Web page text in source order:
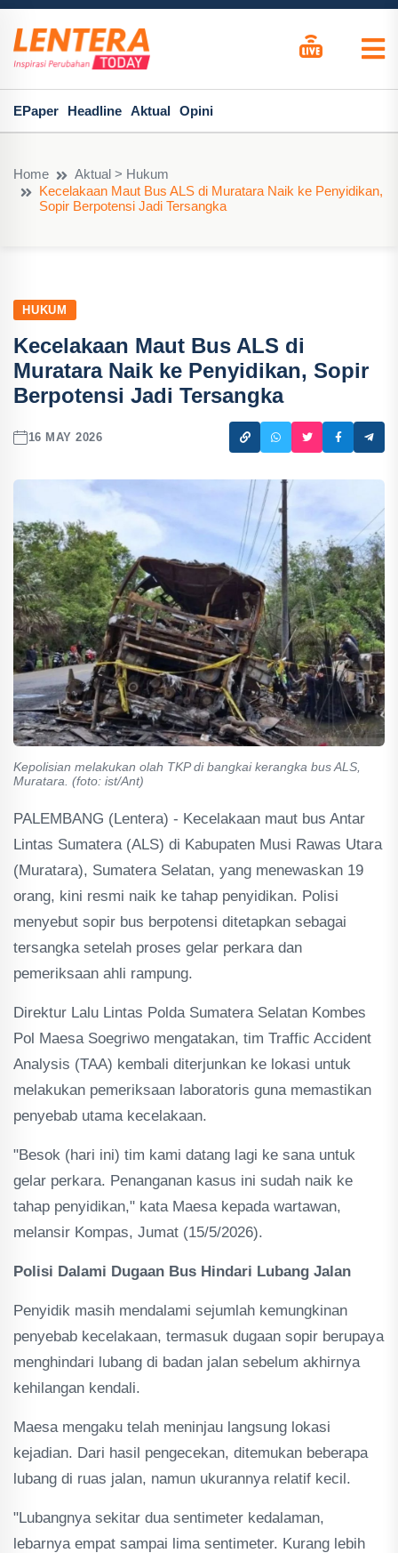
EPaper Headline Aktual Opini
Home
Aktual > Hukum
Kecelakaan Maut Bus ALS di Muratara Naik ke Penyidikan,
Sopir Berpotensi Jadi Tersangka
HUKUM
Kecelakaan Maut Bus ALS di
Muratara Naik ke Penyidikan, Sopir
Berpotensi Jadi Tersangka
16 MAY 2026
Kepolisian melakukan olah TKP di bangkai kerangka bus ALS,
Muratara. (foto: ist/Ant)
PALEMBANG (Lentera) - Kecelakaan maut bus Antar
Lintas Sumatera (ALS) di Kabupaten Musi Rawas Utara
(Muratara), Sumatera Selatan, yang menewaskan 19
orang, kini resmi naik ke tahap penyidikan. Polisi
menyebut sopir bus berpotensi ditetapkan sebagai
tersangka setelah proses gelar perkara dan
pemeriksaan ahli rampung.
Direktur Lalu Lintas Polda Sumatera Selatan Kombes
Pol Maesa Soegriwo mengatakan, tim Traffic Accident
Analysis (TAA) kembali diterjunkan ke lokasi untuk
melakukan pemeriksaan laboratoris guna memastikan
penyebab utama kecelakaan.
"Besok (hari ini) tim kami datang lagi ke sana untuk
gelar perkara. Penanganan kasus ini sudah naik ke
tahap penyidikan," kata Maesa kepada wartawan,
melansir Kompas, Jumat (15/5/2026).
Polisi Dalami Dugaan Bus Hindari Lubang Jalan
Penyidik masih mendalami sejumlah kemungkinan
penyebab kecelakaan, termasuk dugaan sopir berupaya
menghindari lubang di badan jalan sebelum akhirnya
kehilangan kendali.
Maesa mengaku telah meninjau langsung lokasi
kejadian. Dari hasil pengecekan, ditemukan beberapa
lubang di ruas jalan, namun ukurannya relatif kecil.
"Lubangnya sekitar dua sentimeter kedalaman,
lebarnya empat sampai lima sentimeter. Kurang lebih